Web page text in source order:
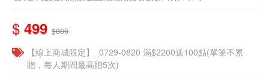
$ 499 $800
【線上商城限定】_0729-0820 滿$2200送100點(單筆不累
贈，每人期間最高贈5次)